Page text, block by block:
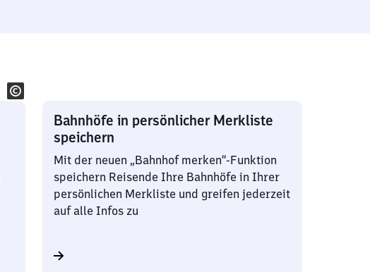
Bahnhöfe in persönlicher Merkliste
speichern
Mit der neuen „Bahnhof merken“-Funktion
speichern Reisende Ihre Bahnhöfe in Ihrer
persönlichen Merkliste und greifen jederzeit
auf alle Infos zu